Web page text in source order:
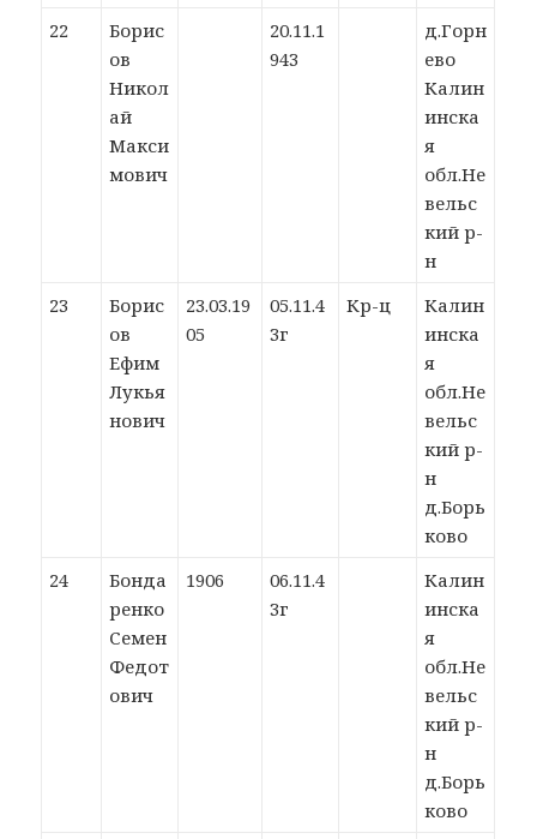
22
Борис
ов
Никол
ай
Макси
мович
20.11.1
943
д.Горн
ево
Калин
инска
я
обл.Не
вельс
кий р-
н
23
Борис
ов
Ефим
Лукья
нович
23.03.19
05
05.11.4
3г
Кр-ц
Калин
инска
я
обл.Не
вельс
кий р-
н
д.Борь
ково
24
Бонда
ренко
Семен
Федот
ович
1906
06.11.4
3г
Калин
инска
я
обл.Не
вельс
кий р-
н
д.Борь
ково